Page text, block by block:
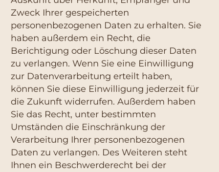
Zweck Ihrer gespeicherten
personenbezogenen Daten zu erhalten. Sie
haben außerdem ein Recht, die
Berichtigung oder Löschung dieser Daten
zu verlangen. Wenn Sie eine Einwilligung
zur Datenverarbeitung erteilt haben,
können Sie diese Einwilligung jederzeit für
die Zukunft widerrufen. Außerdem haben
Sie das Recht, unter bestimmten
Umständen die Einschränkung der
Verarbeitung Ihrer personenbezogenen
Daten zu verlangen. Des Weiteren steht
Ihnen ein Beschwerderecht bei der